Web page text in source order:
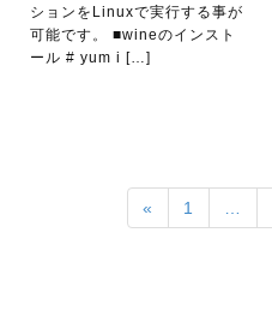
ションをLinuxで実行する事が
可能です。 ■wineのインスト
ール # yum i […]
« 1